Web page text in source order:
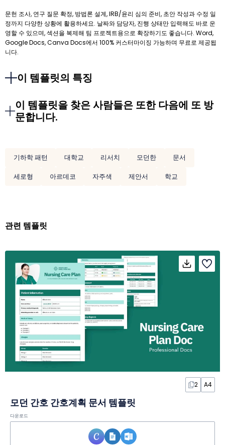
문헌 조사, 연구 질문 확정, 방법론 설계, IRB/윤리 심의 준비, 초안 작성과 수정 일
정까지 다양한 상황에 활용하세요. 날짜와 담당자, 진행 상태만 입력해도 바로 운
영할 수 있으며, 섹션을 복제해 팀 프로젝트용으로 확장하기도 좋습니다. Word,
Google Docs, Canva Docs에서 100% 커스터마이징 가능하며 무료로 제공됩
니다.
이 템플릿의 특징
이 템플릿을 찾은 사람들은 또한 다음에 또 방
문합니다.
기하학 패턴 대학교 리서치 모던한
문서
세로형
아르데코 자주색 제안서 학교
관련 템플릿
2 A4
모던 간호 간호계획 문서 템플릿
다운로드